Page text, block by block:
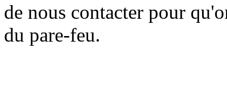
de nous contacter pour
du pare-feu.